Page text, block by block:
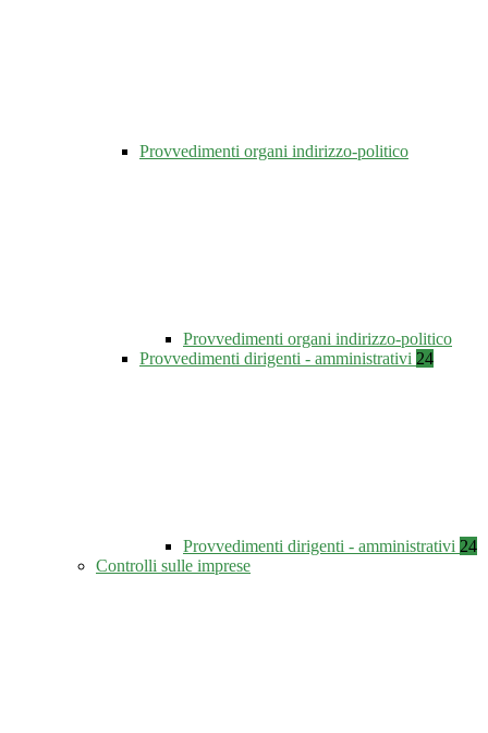
Provvedimenti organi indirizzo-politico
Provvedimenti organi indirizzo-politico
Provvedimenti dirigenti - amministrativi 24
Provvedimenti dirigenti - amministrativi 24
Controlli sulle imprese